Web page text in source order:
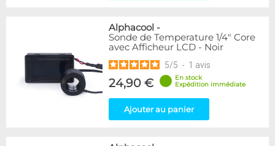
Alphacool -
Sonde de Temperature 1/4" Core
avec Afficheur LCD - Noir
5/5 - 1 avis
24,90 €
En stock
Expédition immédiate
Ajouter au panier